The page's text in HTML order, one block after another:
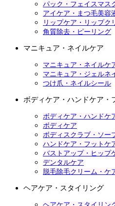
パック・フェイスマス
アイケア・まつ毛美容
リップケア・リップク
角質除去・ピーリング
マニキュア・ネイルケア
マニキュア・ネイルケ
マニキュア・ジェルネ
つけ爪・ネイルシール
ボディケア・ハンドケア・
ボディケア・ハンドケ
ボディケア
ボディスクラブ・ソー
ハンドケア・フットケ
バストアップ・ヒップ
デンタルケア
脱毛除毛クリーム・ケ
ヘアケア・スタイリング